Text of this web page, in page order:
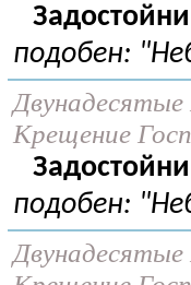
подобен:
Двунадесятые
Крещение
подобен:
Двунадесятые